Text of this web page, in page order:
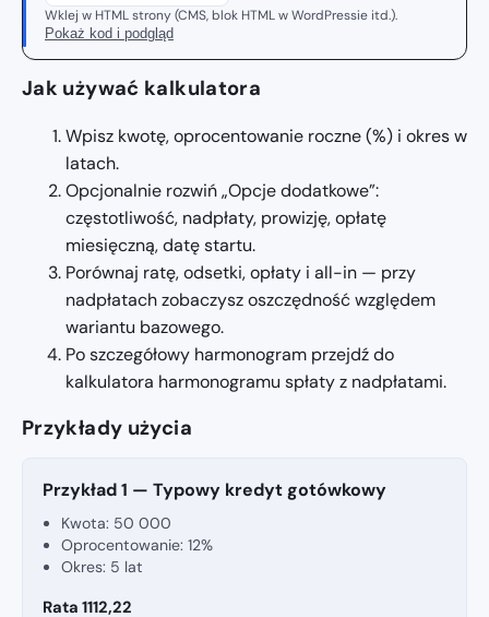
Wklej w HTML strony (CMS, blok HTML w WordPressie itd.).
Pokaż kod i podgląd
Jak używać kalkulatora
Wpisz kwotę, oprocentowanie roczne (%) i okres w
latach.
Opcjonalnie rozwiń „Opcje dodatkowe”:
częstotliwość, nadpłaty, prowizję, opłatę
miesięczną, datę startu.
Porównaj ratę, odsetki, opłaty i all-in — przy
nadpłatach zobaczysz oszczędność względem
wariantu bazowego.
Po szczegółowy harmonogram przejdź do
kalkulatora harmonogramu spłaty z nadpłatami.
Przykłady użycia
Przykład 1 — Typowy kredyt gotówkowy
Kwota: 50 000
Oprocentowanie: 12%
Okres: 5 lat
Rata 1112,22